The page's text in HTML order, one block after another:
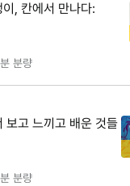
, 칸에서 만나다:
분량
보고 느끼고 배운 것들
분량